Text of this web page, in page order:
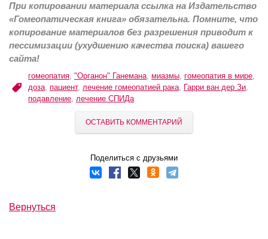
При копировании материала ссылка на Издательство
«Гомеопатическая книга» обязательна. Помните, что
копирование материалов без разрешения приводит к
пессимизации (ухудшению качества поиска) вашего
сайта!
гомеопатия, "Органон" Ганемана, миазмы, гомеопатия в мире,
доза, пациент, лечение гомеопатией рака, Гарри ван дер Зи,
подавление, лечение СПИДа
ОСТАВИТЬ КОММЕНТАРИЙ
Поделиться с друзьями
Вернуться